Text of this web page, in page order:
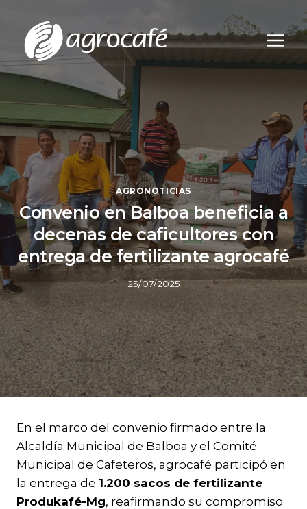
contenido
AGRONOTICIAS
Convenio en Balboa beneficia a
decenas de caficultores con
entrega de fertilizante agrocafé
25/07/2025
En el marco del convenio firmado entre la
Alcaldía Municipal de Balboa y el Comité
Municipal de Cafeteros, agrocafé participó en
la entrega de 1.200 sacos de fertilizante
Produkafé-Mg, reafirmando su compromiso